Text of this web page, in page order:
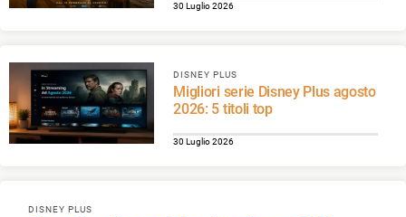
30 Luglio 2026
DISNEY PLUS
Migliori serie Disney Plus agosto
2026: 5 titoli top
30 Luglio 2026
DISNEY PLUS